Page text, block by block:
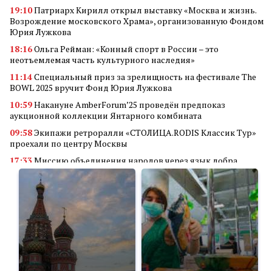
19:10Патриарх Кирилл открыл выставку «Москва и жизнь.
Возрождение московского Храма», организованную Фондом
Юрия Лужкова
18:16Ольга Рейман: «Конный спорт в России – это
неотъемлемая часть культурного наследия»
11:14Специальный приз за зрелищность на фестивале The
BOWL 2025 вручит Фонд Юрия Лужкова
10:59Накануне AmberForum’25 проведён предпоказ
аукционной коллекции Янтарного комбината
09:58Экипажи ретроралли «СТОЛИЦА.RODIS Классик Тур»
проехали по центру Москвы
17:33Миссию объединения народов через язык добра
реализует кинофестиваль «В кругу семьи»
Алюминиевые квадраты
Преимущества покупки аккаунта Valorant через
маркетплейс аккаунтов
11:23Грант Фонда Юрия Лужкова присужден проекту
студентов Самарского университета
18:45Мобилизация в России: неожиданные последствия для